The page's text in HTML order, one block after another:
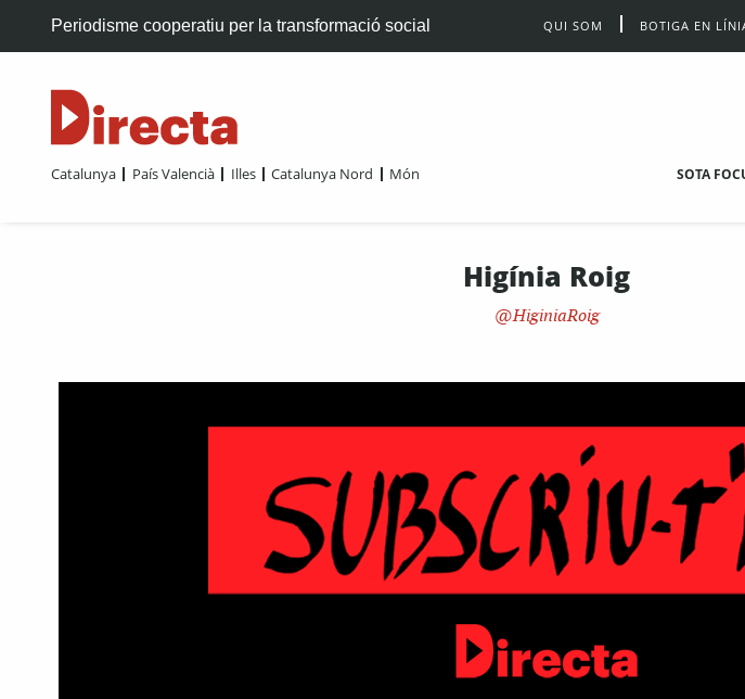
Periodisme cooperatiu per la transformació social QUI SOM BOTIGA EN
Catalunya País Valencià Illes Catalunya Nord Món SOTA
Higínia Roig
HiginiaRoig